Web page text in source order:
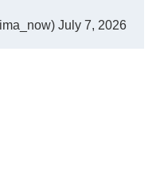
July 7, 2026